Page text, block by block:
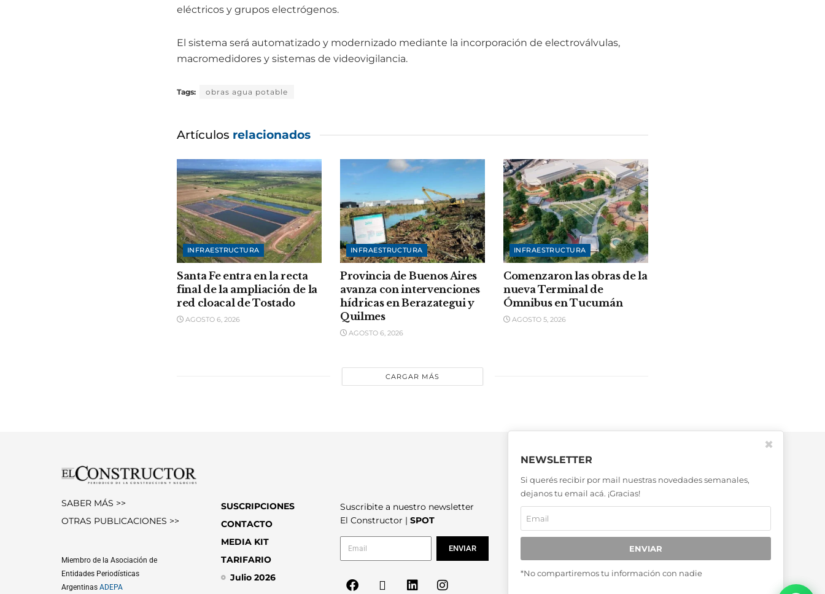
eléctricos y grupos electrógenos.
El sistema será automatizado y modernizado mediante la incorporación de electroválvulas,
macromedidores y sistemas de videovigilancia.
Tags: obras agua potable
Artículos relacionados
INFRAESTRUCTURA
Santa Fe entra en la recta
final de la ampliación de la
red cloacal de Tostado
AGOSTO 6, 2026
INFRAESTRUCTURA
Provincia de Buenos Aires
avanza con intervenciones
hídricas en Berazategui y
Quilmes
AGOSTO 6, 2026
INFRAESTRUCTURA
Comenzaron las obras de la
nueva Terminal de
Ómnibus en Tucumán
AGOSTO 5, 2026
CARGAR MÁS
SABER MÁS >>
OTRAS PUBLICACIONES >>
Miembro de la Asociación de
Entidades Periodísticas
Argentinas ADEPA
SUSCRIPCIONES
CONTACTO
MEDIA KIT
TARIFARIO
Julio 2026
Suscribite a nuestro newsletter
El Constructor | SPOT
ENVIAR
NEWSLETTER
Si querés recibir por mail nuestras novedades semanales,
dejanos tu email acá. ¡Gracias!
ENVIAR
*No compartiremos tu información con nadie
✖